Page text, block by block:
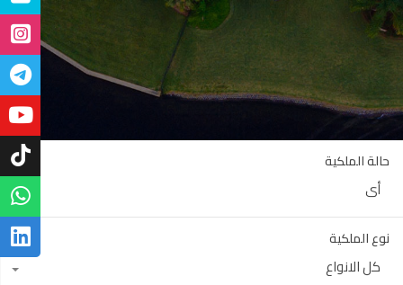
حالة الملكية
أي
نوع الملكية
كل الانواع